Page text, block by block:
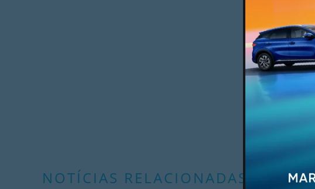
NOTÍCIAS RELACIONADAS